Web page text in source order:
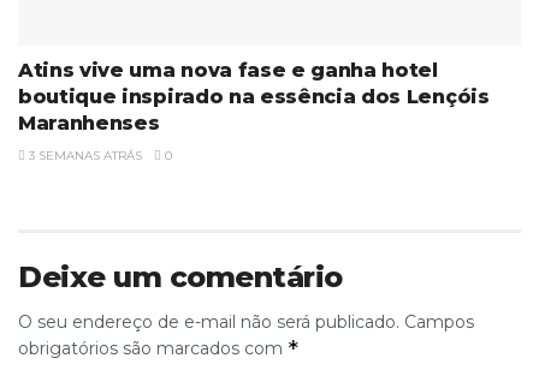
Atins vive uma nova fase e ganha hotel
boutique inspirado na essência dos Lençóis
Maranhenses
3 SEMANAS ATRÁS 0
Deixe um comentário
O seu endereço de e-mail não será publicado. Campos
obrigatórios são marcados com *